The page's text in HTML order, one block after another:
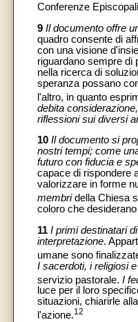
Conferenze
9 Il documento offre
quadro consente di
con una visione
riguardano sempre di
nella ricerca di
speranza possano
l'altro, in quanto
debita
riflessioni sui diversi
10 Il documento si
nostri tempi; come
futuro con fiducia e
capace di rispondere
valorizzare in forme
membridella Chiesa
coloro che
11 I primi destinatari
interpretazione.
umane sono
I sacerdoti, i religiosi
servizio pastorale. I
luce per il loro
situazioni, chiarirle
l'azione.12